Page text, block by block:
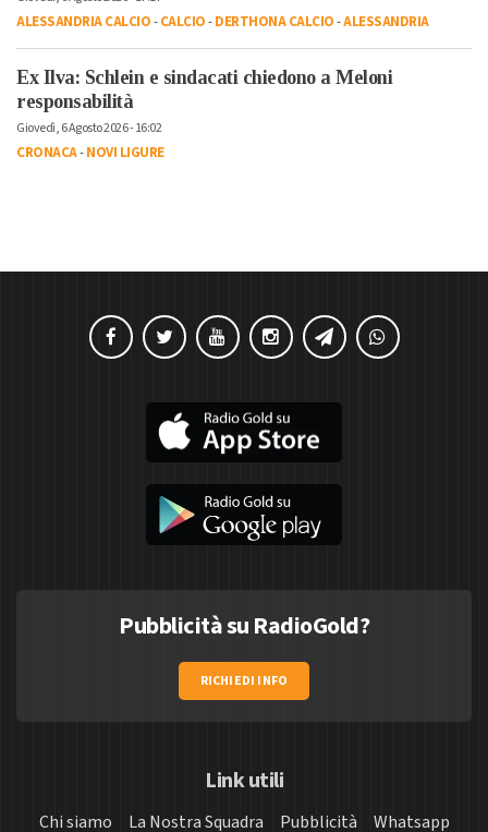
ALESSANDRIA CALCIO-CALCIO-DERTHONA CALCIO-ALESSANDRIA
Ex Ilva: Schlein e sindacati chiedono a Meloni
responsabilità
Giovedì, 6 Agosto 2026 - 16:02
CRONACA-NOVI LIGURE
Pubblicità su RadioGold?
RICHIEDI INFO
Link utili
Chi siamo La Nostra Squadra Pubblicità
Whatsapp